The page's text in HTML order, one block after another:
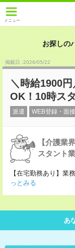
メニュー
お探しの
掲載日 :2026/05/22
＼時給1900
OK！10時ス
派遣 WEB登録・面
【介護業
スタント業
【在宅勤務あり】業
っとみる
あ